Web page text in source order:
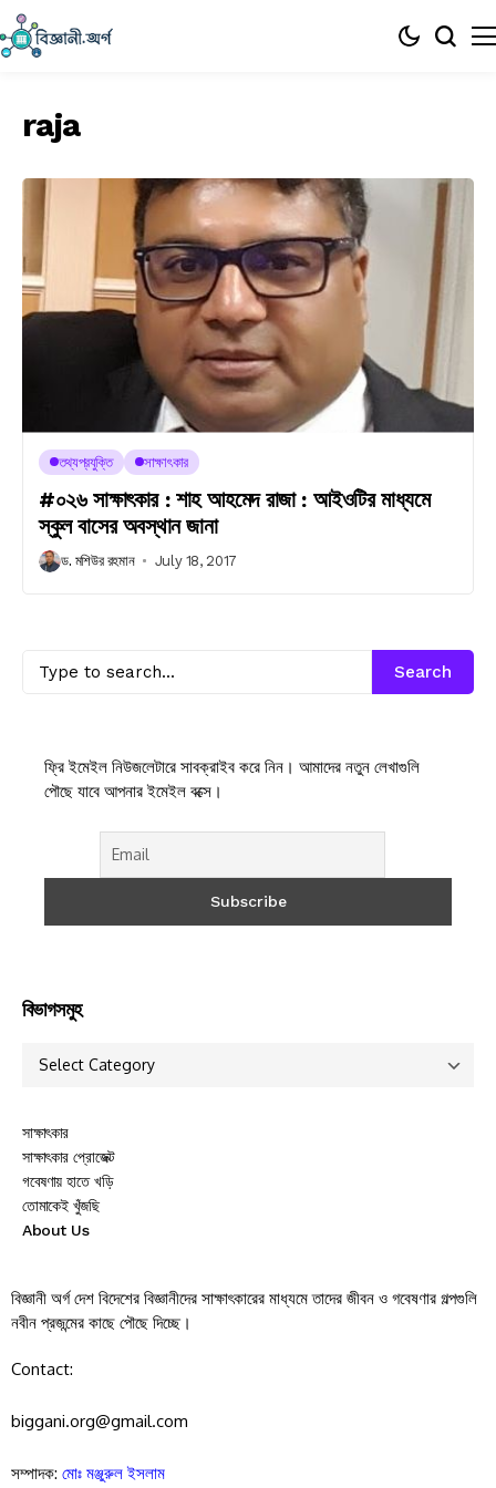
raja
তথ্যপ্রযুক্তি সাক্ষাৎকার
#০২৬ সাক্ষাৎকার : শাহ আহমেদ রাজা : আইওটির মাধ্যমে
স্কুল বাসের অবস্থান জানা
ড. মশিউর রহমান July 18, 2017
Search
ফ্রি ইমেইল নিউজলেটারে সাবক্রাইব করে নিন। আমাদের নতুন লেখাগুলি
পৌছে যাবে আপনার ইমেইল বক্সে।
বিভাগসমুহ
সাক্ষাৎকার
সাক্ষাৎকার প্রোজেক্ট
গবেষণায় হাতে খড়ি
তোমাকেই খুঁজছি
About Us
বিজ্ঞানী অর্গ দেশ বিদেশের বিজ্ঞানীদের সাক্ষাৎকারের মাধ্যমে তাদের জীবন ও গবেষণার গল্পগুলি
নবীন প্রজন্মের কাছে পৌছে দিচ্ছে।
Contact:
biggani.org@gmail.com
সম্পাদক: মোঃ মঞ্জুরুল ইসলাম